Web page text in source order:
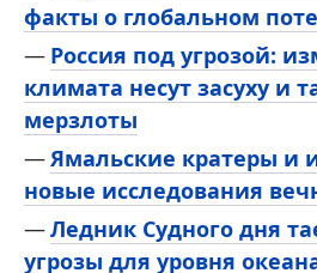
факты о глобальном
Россия под угрозой:
климата несут засуху и
мерзлоты
Ямальские кратеры и
новые исследования
Ледник Судного дня
угрозы для уровня